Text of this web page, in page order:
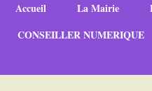
Accueil La Mairie
CONSEILLER NUMERIQUE